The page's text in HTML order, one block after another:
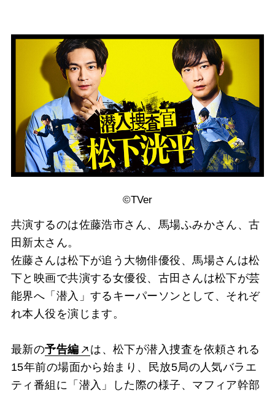
©TVer
共演するのは佐藤浩市さん、馬場ふみかさん、古
田新太さん。
佐藤さんは松下が追う大物俳優役、馬場さんは松
下と映画で共演する女優役、古田さんは松下が芸
能界へ「潜入」するキーパーソンとして、それぞ
れ本人役を演じます。
最新の予告編
は、松下が潜入捜査を依頼される
15年前の場面から始まり、民放5局の人気バラエ
ティ番組に「潜入」した際の様子、マフィア幹部